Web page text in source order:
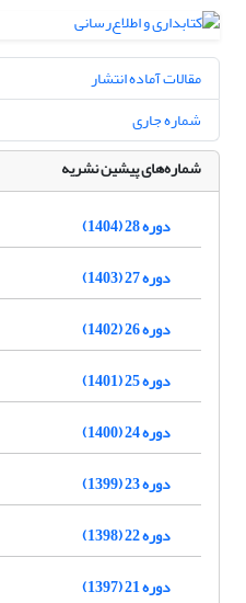
مقالات آماده انتشار
شماره جاری
شماره‌های پیشین نشریه
دوره 28 (1404)
دوره 27 (1403)
دوره 26 (1402)
دوره 25 (1401)
دوره 24 (1400)
دوره 23 (1399)
دوره 22 (1398)
دوره 21 (1397)